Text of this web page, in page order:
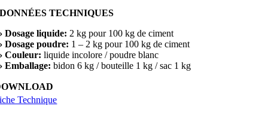
DONNÉES TECHNIQUES
› Dosage liquide: 2 kg pour 100 kg de ciment
› Dosage poudre: 1 – 2 kg pour 100 kg de ciment
› Couleur:liquide incolore / poudre blanc
› Emballage:bidon 6 kg / bouteille 1 kg / sac 1 kg
Technique